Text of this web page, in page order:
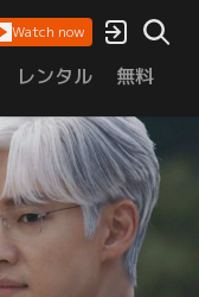
Watch now
レンタル 無料